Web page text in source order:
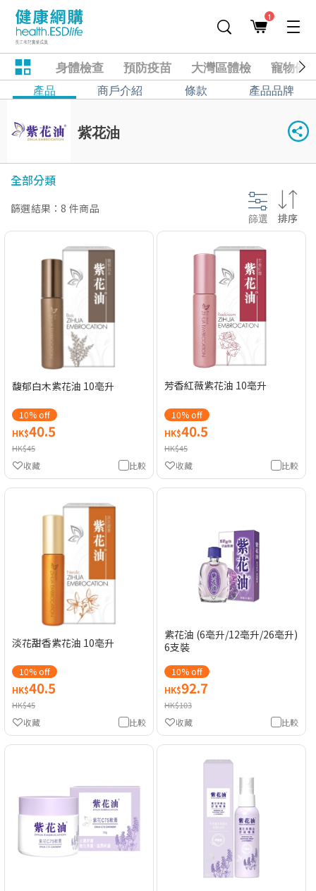
1
身體檢查 預防疫苗 大灣區體檢 寵物健
產品 商戶介紹 條款 產品品牌
紫花油
全部分類
篩選結果：8 件商品
篩選 排序
馥郁白木紫花油 10亳升
10% off
HK$40.5
HK$45
比較
收藏
芳香紅薇紫花油 10亳升
10% off
HK$40.5
HK$45
比較
收藏
淡花甜香紫花油 10亳升
10% off
HK$40.5
HK$45
比較
收藏
紫花油 (6亳升/12亳升/26亳升)
6支裝
10% off
HK$92.7
HK$103
比較
收藏